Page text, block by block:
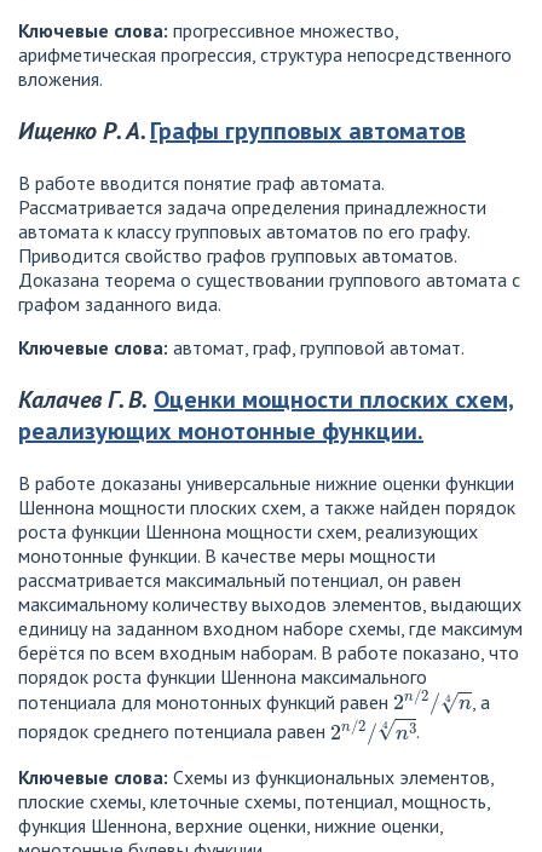
Ключевые слова: прогрессивное множество,
арифметическая прогрессия, структура непосредственного
вложения.
Ищенко Р. А.Графы групповых автоматов
В работе вводится понятие граф автомата.
Рассматривается задача определения принадлежности
автомата к классу групповых автоматов по его графу.
Приводится свойство графов групповых автоматов.
Доказана теорема о существовании группового автомата с
графом заданного вида.
Ключевые слова: автомат, граф, групповой автомат.
Калачев Г. В. Оценки мощности плоских схем,
реализующих монотонные функции.
В работе доказаны универсальные нижние оценки функции
Шеннона мощности плоских схем, а также найден порядок
роста функции Шеннона мощности схем, реализующих
монотонные функции. В качестве меры мощности
рассматривается максимальный потенциал, он равен
максимальному количеству выходов элементов, выдающих
единицу на заданном входном наборе схемы, где максимум
берётся по всем входным наборам. В работе показано, что
порядок роста функции Шеннона максимального
потенциала для монотонных функций равен 2n/2 / n 4, а
порядок среднего потенциала равен 2n/2/n34.
Ключевые слова: Cхемы из функциональных элементов,
плоские схемы, клеточные схемы, потенциал, мощность,
функция Шеннона, верхние оценки, нижние оценки,